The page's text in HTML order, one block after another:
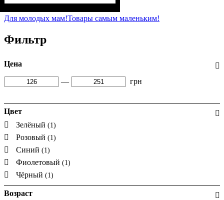
б, 6% лайкра)
Для молодых мам!Товары самым маленьким!
Фильтр
Цена
— грн
Цвет
Зелёный (1)
Розовый (1)
Синий (1)
Фиолетовый (1)
Чёрный (1)
Возраст